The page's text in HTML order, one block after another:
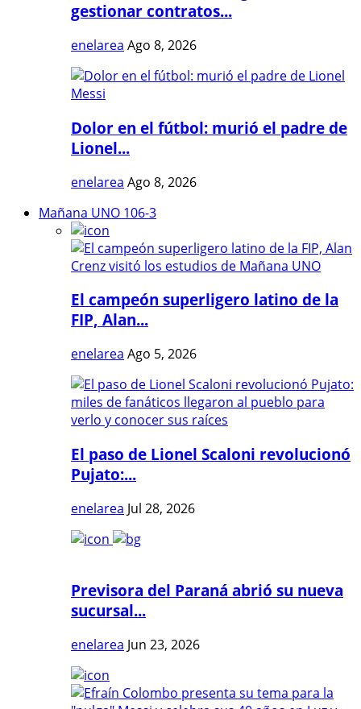
gestionar contratos...
enelarea Ago 8, 2026
Dolor en el fútbol: murió el padre de
Lionel...
enelarea Ago 8, 2026
Mañana UNO 106-3
El campeón superligero latino de la
FIP, Alan...
enelarea Ago 5, 2026
El paso de Lionel Scaloni revolucionó
Pujato:...
enelarea Jul 28, 2026
Previsora del Paraná abrió su nueva
sucursal...
enelarea Jun 23, 2026